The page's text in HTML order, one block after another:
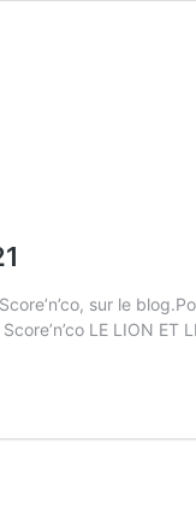
sur le
LE LION